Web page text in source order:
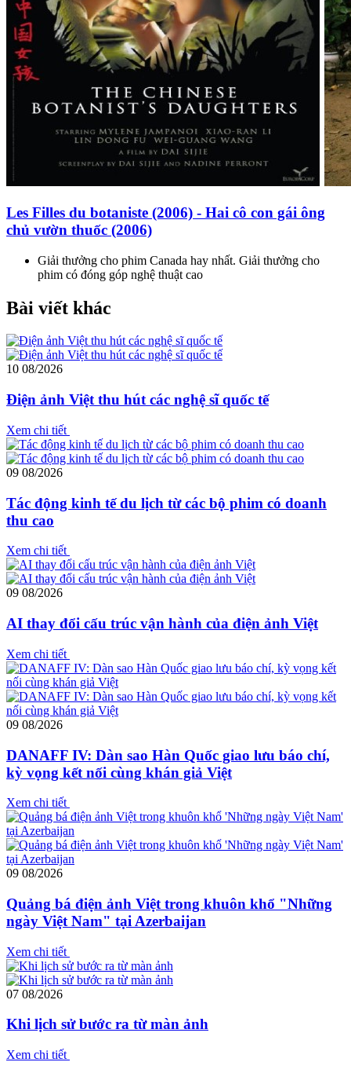
Les Filles du botaniste (2006) - Hai cô con gái ông
chủ vườn thuốc (2006)
Giải thưởng cho phim Canada hay nhất. Giải thưởng cho
phim có đóng góp nghệ thuật cao
Bài viết khác
10 08/2026
Điện ảnh Việt thu hút các nghệ sĩ quốc tế
Xem chi tiết
09 08/2026
Tác động kinh tế du lịch từ các bộ phim có doanh
thu cao
Xem chi tiết
09 08/2026
AI thay đổi cấu trúc vận hành của điện ảnh Việt
Xem chi tiết
09 08/2026
DANAFF IV: Dàn sao Hàn Quốc giao lưu báo chí,
kỳ vọng kết nối cùng khán giả Việt
Xem chi tiết
09 08/2026
Quảng bá điện ảnh Việt trong khuôn khổ "Những
ngày Việt Nam" tại Azerbaijan
Xem chi tiết
07 08/2026
Khi lịch sử bước ra từ màn ảnh
Xem chi tiết